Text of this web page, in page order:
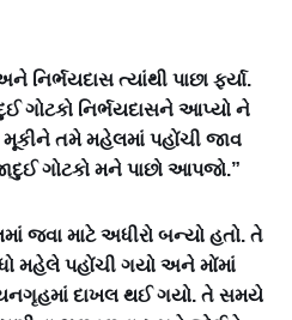
ત્યાંથી પાછા ફર્યા.
ગોટકો નિર્ભયદાસને આપ્યો ને
તમે મહેલમાં પહોંચી જાવ
ગોટકો મને પાછો આપજો.”
જવા માટે અધીરો બન્યો હતો. તે
મહેલે પહોંચી ગયો અને મોંમાં
દાખલ થઈ ગયો. તે સમયે